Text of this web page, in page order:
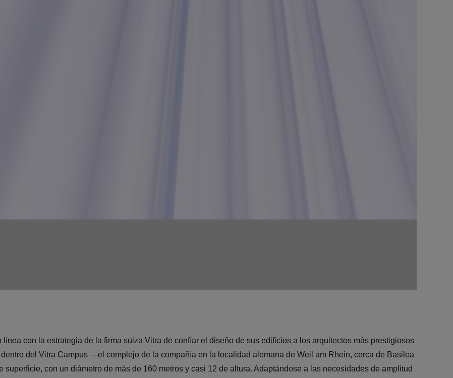
con la estrategia de la firma suiza Vitra de confíar el diseño de sus edificios a los arquitectos más prestigiosos
del Vitra Campus —el complejo de la compañía en la localidad alemana de Weil am Rhein, cerca de Basilea
con un diámetro de más de 160 metros y casi 12 de altura. Adaptándose a las necesidades de amplitud